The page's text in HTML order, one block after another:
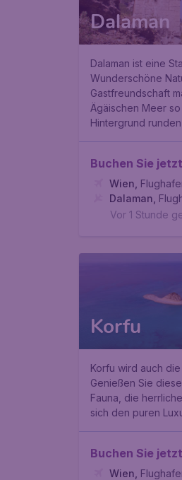
Dalaman
Dalaman ist eine
Wunderschöne
Gastfreundschaft
Ägäischen Meer
Hintergrund
Buchen Sie jetzt
Wien
Dalaman
Vor 1 Stunde
Korfu
Korfu wird auch die
Genießen Sie
Fauna, die
sich den puren
Buchen Sie jetzt
Wien,